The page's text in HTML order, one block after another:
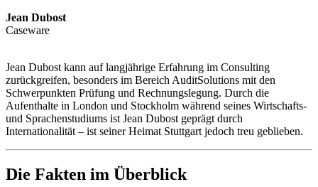
Jean Dubost
Caseware
Jean Dubost kann auf langjährige Erfahrung im Consulting
zurückgreifen, besonders im Bereich AuditSolutions mit den
Schwerpunkten Prüfung und Rechnungslegung. Durch die
Aufenthalte in London und Stockholm während seines Wirtschafts-
und Sprachenstudiums ist Jean Dubost geprägt durch
Internationalität – ist seiner Heimat Stuttgart jedoch treu geblieben.
Die Fakten im Überblick